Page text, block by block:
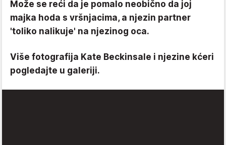
Može se reći da je pomalo neobično da joj
majka hoda s vršnjacima, a njezin partner
'toliko nalikuje' na njezinog oca.
Više fotografija Kate Beckinsale i njezine kćeri
pogledajte u galeriji.